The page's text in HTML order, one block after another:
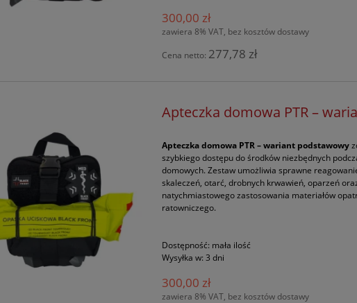
300,00 zł
zawiera 8% VAT, bez kosztów dostawy
Cena netto: 277,78 zł
Apteczka domowa PTR –
Apteczka domowa PTR – wariant podstawowy
szybkiego dostępu do środków niezbędnych
domowych. Zestaw umożliwia sprawne
skaleczeń, otarć, drobnych krwawień, oparzeń
natychmiastowego zastosowania materiałów
ratowniczego.
Dostępność: mała ilość
Wysyłka w: 3 dni
300,00 zł
zawiera 8% VAT, bez kosztów dostawy